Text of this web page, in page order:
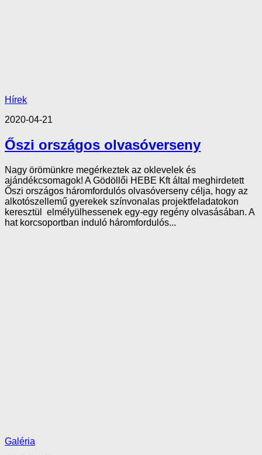
Hírek
2020-04-21
Őszi országos olvasóverseny
Nagy örömünkre megérkeztek az oklevelek és
ajándékcsomagok! A Gödöllői HEBE Kft által meghirdetett
Őszi országos háromfordulós olvasóverseny célja, hogy az
alkotószellemű gyerekek színvonalas projektfeladatokon
keresztül elmélyülhessenek egy-egy regény olvasásában. A
hat korcsoportban induló háromfordulós...
Galéria